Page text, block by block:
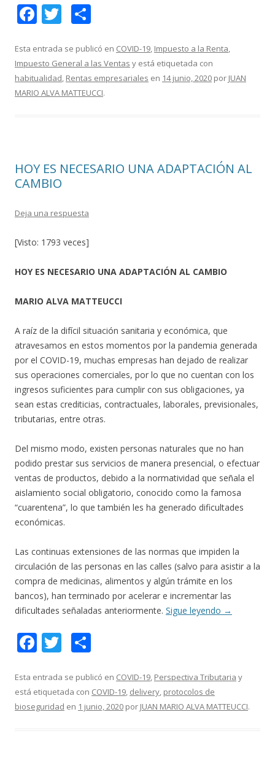
F
e
b
o
T
itt
er
m
p
ar
Esta entrada se publicó en COVID-19, Impuesto a la Renta,
Impuesto General a las Ventas y está etiquetada con
habitualidad, Rentas empresariales en 14 junio, 2020 por JUAN
MARIO ALVA MATTEUCCI.
HOY ES NECESARIO UNA ADAPTACIÓN AL
CAMBIO
Deja una respuesta
[Visto: 1793 veces]
HOY ES NECESARIO UNA ADAPTACIÓN AL CAMBIO
MARIO ALVA MATTEUCCI
A raíz de la difícil situación sanitaria y económica, que
atravesamos en estos momentos por la pandemia generada
por el COVID-19, muchas empresas han dejado de realizar
sus operaciones comerciales, por lo que no cuentan con los
ingresos suficientes para cumplir con sus obligaciones, ya
sean estas crediticias, contractuales, laborales, previsionales,
tributarias, entre otras.
Del mismo modo, existen personas naturales que no han
podido prestar sus servicios de manera presencial, o efectuar
ventas de productos, debido a la normatividad que señala el
aislamiento social obligatorio, conocido como la famosa
“cuarentena”, lo que también les ha generado dificultades
económicas.
Las continuas extensiones de las normas que impiden la
circulación de las personas en las calles (salvo para asistir a la
compra de medicinas, alimentos y algún trámite en los
bancos), han terminado por acelerar e incrementar las
dificultades señaladas anteriormente. Sigue leyendo →
F
e
b
T
itt
er
m
p
Esta entrada se publicó en COVID-19, Perspectiva Tributaria y
está etiquetada con COVID-19, delivery, protocolos de
bioseguridad en 1 junio, 2020 por JUAN MARIO ALVA MATTEUCCI.